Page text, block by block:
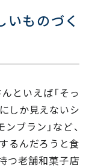
いものづく
んといえば「そっ
しか見えないシ
ブラン」など、
るんだろうと食
つ老舗和菓子店